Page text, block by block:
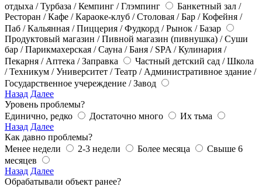
отдыха / Турбаза / Кемпинг / Глэмпинг
Банкетный зал /
Ресторан / Кафе / Караоке-клуб / Столовая / Бар / Кофейня /
Паб / Кальянная / Пиццерия / Фудкорд / Рынок / Базар
Продуктовый магазин / Пивной магазин (пивнушка) / Суши
бар / Парикмахерская / Сауна / Баня / SPA / Кулинария /
Пекарня / Аптека / Заправка
Частный детский сад / Школа
/ Техникум / Университет / Театр / Административное здание /
Государственное учереждение / Завод
Назад Далее
Уровень проблемы?
Единично, редко
Достаточно много
Их тьма
Назад Далее
Как давно проблемы?
Менее недели
2-3 недели Более месяца
Свыше 6
месяцев
Назад Далее
Обрабатывали объект ранее?